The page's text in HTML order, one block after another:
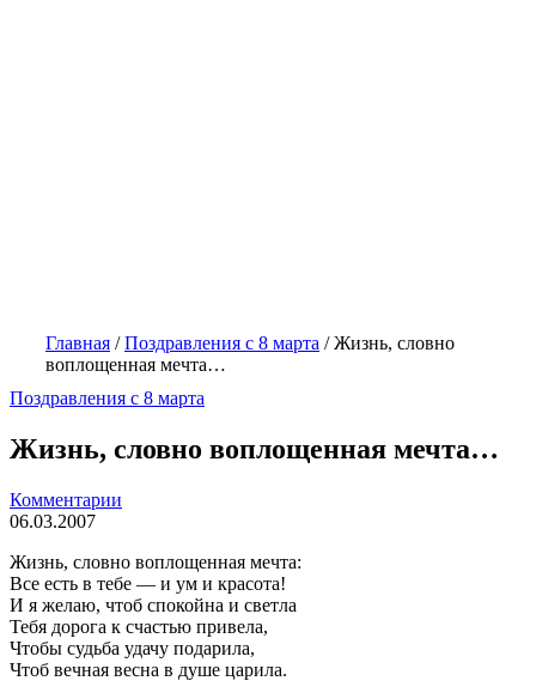
Главная /Поздравления с 8 марта /Жизнь, словно
воплощенная мечта…
Поздравления с 8 марта
Жизнь, словно воплощенная мечта…
Комментарии
06.03.2007
Жизнь, словно воплощенная мечта:
Все есть в тебе — и ум и красота!
И я желаю, чтоб спокойна и светла
Тебя дорога к счастью привела,
Чтобы судьба удачу подарила,
Чтоб вечная весна в душе царила.